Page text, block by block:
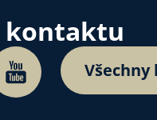
kontaktu